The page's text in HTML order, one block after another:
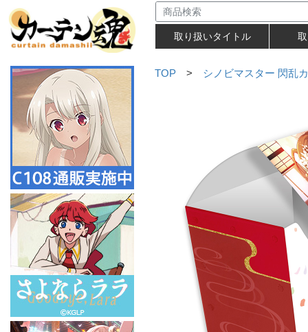
取り扱いタイトル
TOP > シノビマスター 閃乱